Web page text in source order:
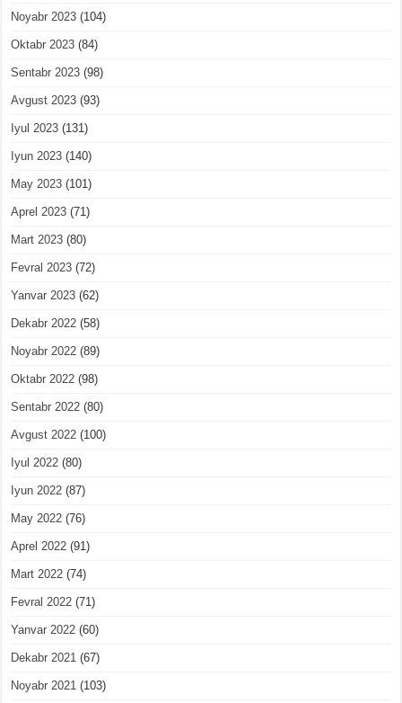
Noyabr 2023 (104)
Oktabr 2023 (84)
Sentabr 2023 (98)
Avgust 2023 (93)
Iyul 2023 (131)
Iyun 2023 (140)
May 2023 (101)
Aprel 2023 (71)
Mart 2023 (80)
Fevral 2023 (72)
Yanvar 2023 (62)
Dekabr 2022 (58)
Noyabr 2022 (89)
Oktabr 2022 (98)
Sentabr 2022 (80)
Avgust 2022 (100)
Iyul 2022 (80)
Iyun 2022 (87)
May 2022 (76)
Aprel 2022 (91)
Mart 2022 (74)
Fevral 2022 (71)
Yanvar 2022 (60)
Dekabr 2021 (67)
Noyabr 2021 (103)